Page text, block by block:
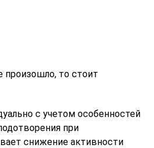
произошло, то стоит
с учетом особенностей
при
снижение активности